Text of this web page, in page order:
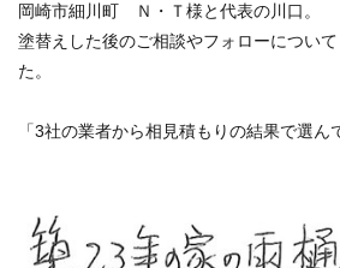
岡崎市細川町 Ｎ・Ｔ様と代表の川口。
塗替えした後のご相談やフォローについ
た。
「3社の業者から相見積もりの結果で選ん